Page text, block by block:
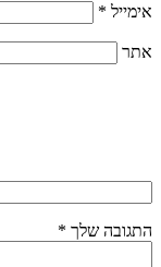
אימייל *
אתר
התגובה שלך *